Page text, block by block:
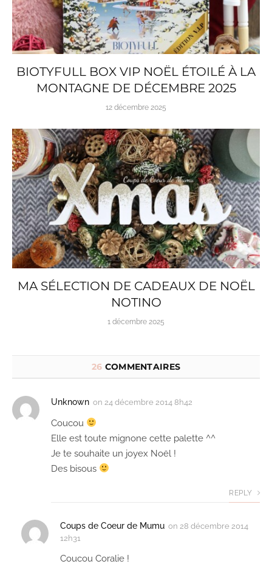
BIOTYFULL BOX VIP NOËL ÉTOILÉ À LA
MONTAGNE DE DÉCEMBRE 2025
12 décembre 2025
MA SÉLECTION DE CADEAUX DE NOËL
NOTINO
1 décembre 2025
26 COMMENTAIRES
Unknown on 24 décembre 2014 8h42
Coucou
Elle est toute mignone cette palette ^^
Je te souhaite un joyex Noël !
Des bisous
REPLY
Coups de Coeur de Mumu on 28 décembre 2014
12h31
Coucou Coralie !